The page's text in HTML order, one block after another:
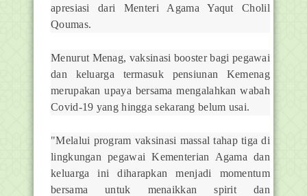
apresiasi dari Menteri Agama Yaqut Cholil
Qoumas.
Menurut Menag, vaksinasi booster bagi pegawai
dan keluarga termasuk pensiunan Kemenag
merupakan upaya bersama mengalahkan wabah
Covid-19 yang hingga sekarang belum usai.
"Melalui program vaksinasi massal tahap tiga di
lingkungan pegawai Kementerian Agama dan
keluarga ini diharapkan menjadi momentum
bersama untuk menaikkan spirit dan